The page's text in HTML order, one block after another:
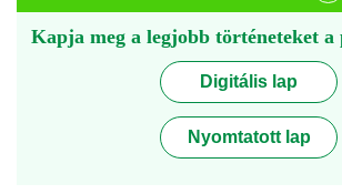
Kapja meg a legjobb történeteket a
Digitális lap
Nyomtatott lap